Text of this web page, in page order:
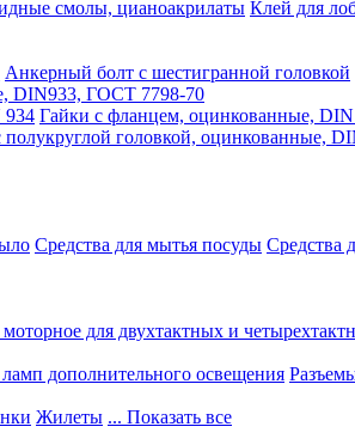
смолы, цианоакрилаты Клей для
Анкерный болт с шестигранной головкой
DIN933, ГОСТ 7798-70
934 Гайки с фланцем, оцинкованные,
головкой, оцинкованные,
Средства для мытья посуды Средства
для двухтактных и
дополнительного освещения
Жилеты ... Показать все